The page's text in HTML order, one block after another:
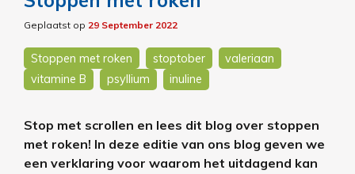
Geplaatst op 29 September 2022
Stoppen met roken stoptober
valeriaan
vitamine B
psyllium inuline
Stop met scrollen en lees dit blog over stoppen
met roken! In deze editie van ons blog geven we
een verklaring voor waarom het uitdagend kan